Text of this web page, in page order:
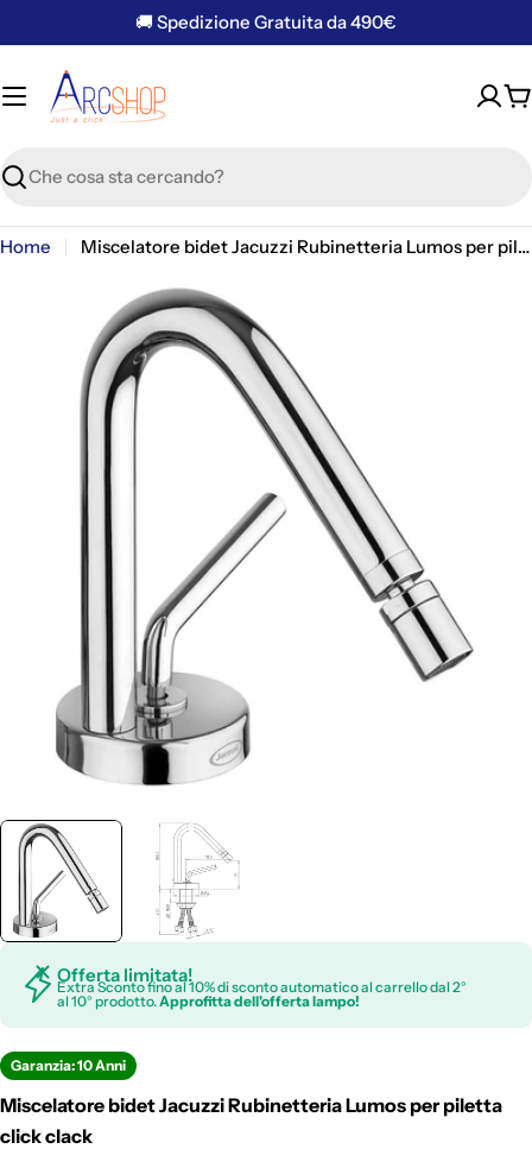
al
contenuto
🚚 Spedizione Gratuita da 490€
Ricerca
Home Miscelatore bidet Jacuzzi Rubinetteria Lumos per piletta click clack
supporto 0 in modalità modale
Offerta limitata!
Extra Sconto fino al 10% di sconto automatico al carrello dal 2°
al 10° prodotto.Approfitta dell'offerta lampo!
Garanzia: 10 Anni
Miscelatore bidet Jacuzzi Rubinetteria Lumos per piletta
click clack